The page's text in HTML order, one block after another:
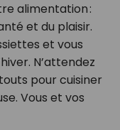
alimentation :
et du plaisir.
et vous
N’attendez
pour cuisiner
Vous et vos